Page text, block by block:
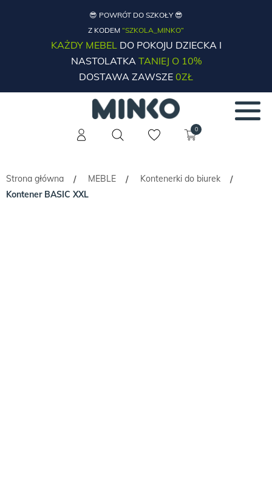
😎 POWRÓT DO SZKOŁY 😎
Z KODEM “SZKOLA_MINKO”
KAŻDY MEBELDO POKOJU DZIECKA I
NASTOLATKATANIEJ O 10%
DOSTAWA ZAWSZE 0ZŁ
0
Strona główna / MEBLE / Kontenerki do biurek
/
Kontener BASIC XXL